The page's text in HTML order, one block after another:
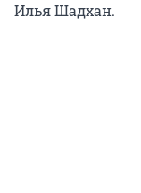
Илья Шадхан.